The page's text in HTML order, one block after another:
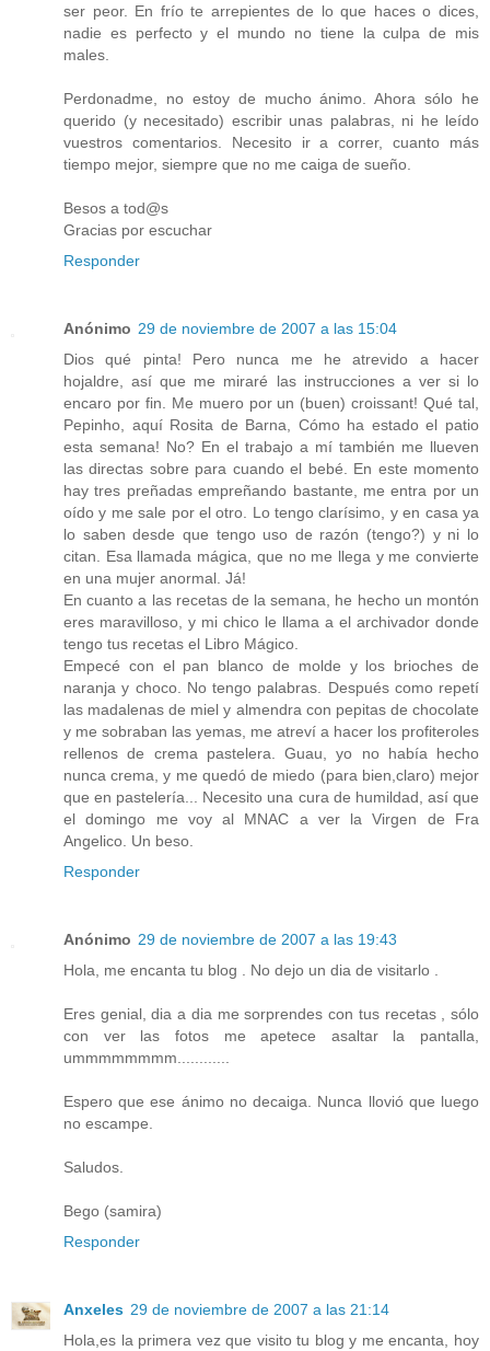
ser peor. En frío te arrepientes de lo que haces o dices,
nadie es perfecto y el mundo no tiene la culpa de mis
males.
Perdonadme, no estoy de mucho ánimo. Ahora sólo he
querido (y necesitado) escribir unas palabras, ni he leído
vuestros comentarios. Necesito ir a correr, cuanto más
tiempo mejor, siempre que no me caiga de sueño.
Besos a tod@s
Gracias por escuchar
Responder
Anónimo 29 de noviembre de 2007 a las 15:04
Dios qué pinta! Pero nunca me he atrevido a hacer
hojaldre, así que me miraré las instrucciones a ver si lo
encaro por fin. Me muero por un (buen) croissant! Qué tal,
Pepinho, aquí Rosita de Barna, Cómo ha estado el patio
esta semana! No? En el trabajo a mí también me llueven
las directas sobre para cuando el bebé. En este momento
hay tres preñadas empreñando bastante, me entra por un
oído y me sale por el otro. Lo tengo clarísimo, y en casa ya
lo saben desde que tengo uso de razón (tengo?) y ni lo
citan. Esa llamada mágica, que no me llega y me convierte
en una mujer anormal. Já!
En cuanto a las recetas de la semana, he hecho un montón
eres maravilloso, y mi chico le llama a el archivador donde
tengo tus recetas el Libro Mágico.
Empecé con el pan blanco de molde y los brioches de
naranja y choco. No tengo palabras. Después como repetí
las madalenas de miel y almendra con pepitas de chocolate
y me sobraban las yemas, me atreví a hacer los profiteroles
rellenos de crema pastelera. Guau, yo no había hecho
nunca crema, y me quedó de miedo (para bien,claro) mejor
que en pastelería... Necesito una cura de humildad, así que
el domingo me voy al MNAC a ver la Virgen de Fra
Angelico. Un beso.
Responder
Anónimo 29 de noviembre de 2007 a las 19:43
Hola, me encanta tu blog . No dejo un dia de visitarlo .
Eres genial, dia a dia me sorprendes con tus recetas , sólo
con ver las fotos me apetece asaltar la pantalla,
ummmmmmmm............
Espero que ese ánimo no decaiga. Nunca llovió que luego
no escampe.
Saludos.
Bego (samira)
Responder
Anxeles 29 de noviembre de 2007 a las 21:14
Hola,es la primera vez que visito tu blog y me encanta, hoy